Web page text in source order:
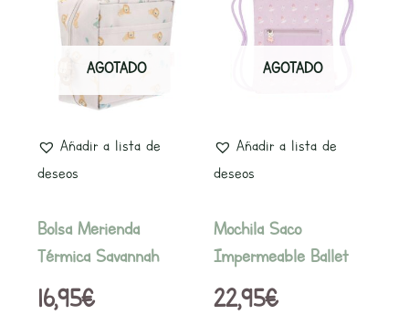
AGOTADO
Añadir a lista de
deseos
Bolsa Merienda
Térmica Savannah
16,95€
AGOTADO
Añadir a lista de
deseos
Mochila Saco
Impermeable Ballet
22,95€